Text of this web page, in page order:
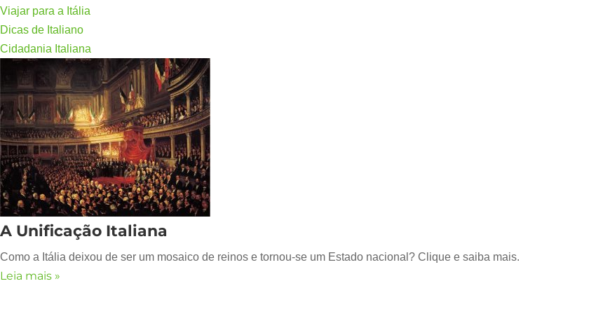
Viajar para a Itália
Dicas de Italiano
Cidadania Italiana
A Unificação Italiana
Como a Itália deixou de ser um mosaico de reinos e tornou-se um Estado nacional? Clique e saiba mais.
Leia mais »